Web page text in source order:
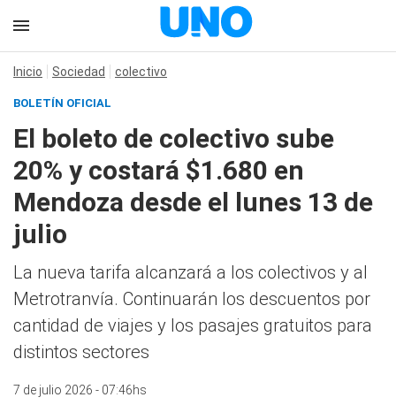
Inicio Sociedad colectivo
BOLETÍN OFICIAL
El boleto de colectivo sube
20% y costará $1.680 en
Mendoza desde el lunes 13 de
julio
La nueva tarifa alcanzará a los colectivos y al
Metrotranvía. Continuarán los descuentos por
cantidad de viajes y los pasajes gratuitos para
distintos sectores
7 de julio 2026 - 07:46hs